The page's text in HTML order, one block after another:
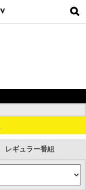
レギュラー番組